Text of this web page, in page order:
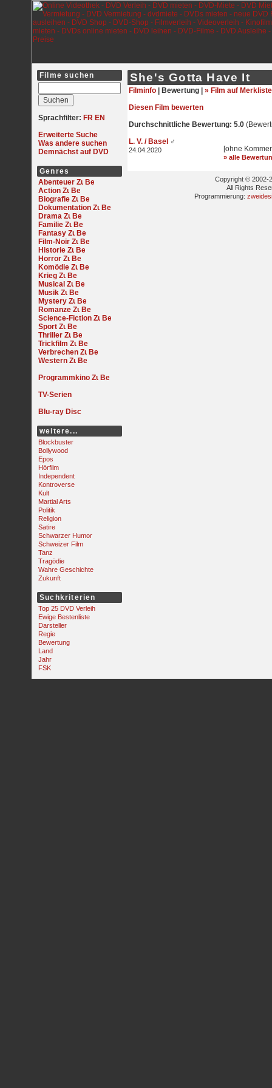
Filme suchen
Sprachfilter: FR EN
Erweiterte Suche
Was andere suchen
Demnächst auf DVD
Genres
Abenteuer
Action
Biografie
Dokumentation
Drama
Familie
Fantasy
Film-Noir
Historie
Horror
Komödie
Krieg
Musical
Musik
Mystery
Romanze
Science-Fiction
Sport
Thriller
Trickfilm
Verbrechen
Western
Programmkino
TV-Serien
Blu-ray Disc
weitere...
Blockbuster
Bollywood
Epos
Hörfilm
Independent
Kontroverse
Kult
Martial Arts
Politik
Religion
Satire
Schwarzer Humor
Schweizer Film
Tanz
Tragödie
Wahre Geschichte
Zukunft
Suchkriterien
Top 25 DVD Verleih
Ewige Bestenliste
Darsteller
Regie
Bewertung
Land
Jahr
FSK
She's Gotta Have It
Filminfo Bewertung | » Film auf Merkliste
Diesen Film bewerten
Durchschnittliche Bewertung: 5.0
L. V. / Basel ♂
24.04.2020 [ohne
» alle
Copyright © 2002-
All Rights
Programmierung: